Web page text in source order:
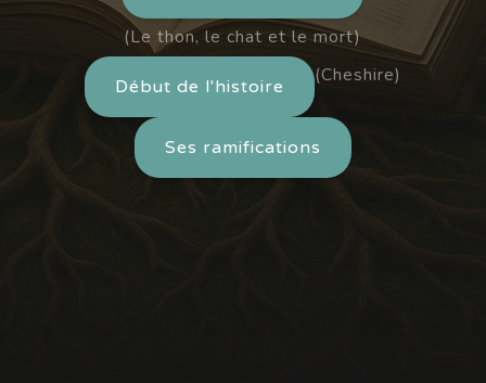
(Le thon, le chat et le mort)
Début de l'histoire (Cheshire)
Ses ramifications